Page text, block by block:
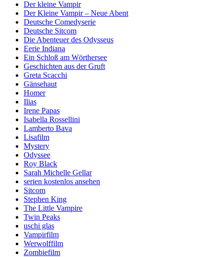
Der kleine Vampir
Der Kleine Vampir – Neue Abent
Deutsche Comedyserie
Deutsche Sitcom
Die Abenteuer des Odysseus
Eerie Indiana
Ein Schloß am Wörthersee
Geschichten aus der Gruft
Greta Scacchi
Gänsehaut
Homer
Ilias
Irene Papas
Isabella Rossellini
Lamberto Bava
Lisafilm
Mystery
Odyssee
Roy Black
Sarah Michelle Gellar
serien kostenlos ansehen
Sitcom
Stephen King
The Little Vampire
Twin Peaks
uschi glas
Vampirfilm
Werwolffilm
Zombiefilm